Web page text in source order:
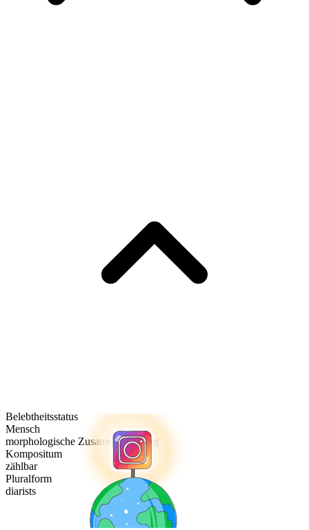
Belebtheitsstatus
Mensch
morphologische Zusammensetzung
Kompositum
zählbar
Pluralform
diarists